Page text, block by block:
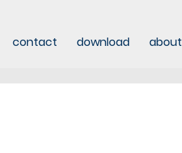
contact download about